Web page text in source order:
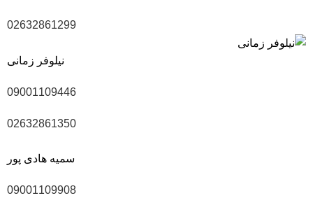
02632861299
نیلوفر زمانی
09001109446
02632861350
سمیه هادی پور
09001109908